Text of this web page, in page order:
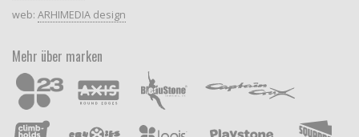
web: ARHIMEDIA design
Mehr über marken